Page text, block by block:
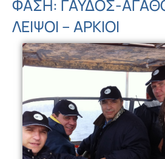
ΦΑΣΗ: ΓΑΥΔΟΣ-
ΛΕΙΨΟΙ – ΑΡΚΙΟΙ